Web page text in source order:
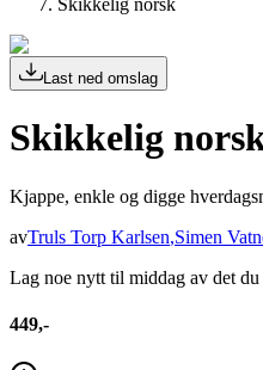
Skikkelig norsk
Last ned omslag
Skikkelig
Kjappe, enkle og digge
avTruls Torp Karlsen,Simen
Lag noe nytt til middag av det
449,-